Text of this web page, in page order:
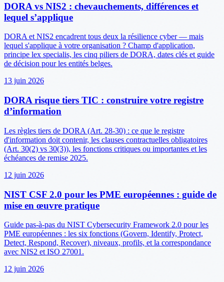
DORA vs NIS2 : chevauchements, différences et
lequel s’applique
DORA et NIS2 encadrent tous deux la résilience cyber — mais
lequel s'applique à votre organisation ? Champ d'application,
principe lex specialis, les cinq piliers de DORA, dates clés et guide
de décision pour les entités belges.
13 juin 2026
DORA risque tiers TIC : construire votre registre
d’information
Les règles tiers de DORA (Art. 28-30) : ce que le registre
d'information doit contenir, les clauses contractuelles obligatoires
(Art. 30(2) vs 30(3)), les fonctions critiques ou importantes et les
échéances de remise 2025.
12 juin 2026
NIST CSF 2.0 pour les PME européennes : guide de
mise en œuvre pratique
Guide pas-à-pas du NIST Cybersecurity Framework 2.0 pour les
PME européennes : les six fonctions (Govern, Identify, Protect,
Detect, Respond, Recover), niveaux, profils, et la correspondance
avec NIS2 et ISO 27001.
12 juin 2026